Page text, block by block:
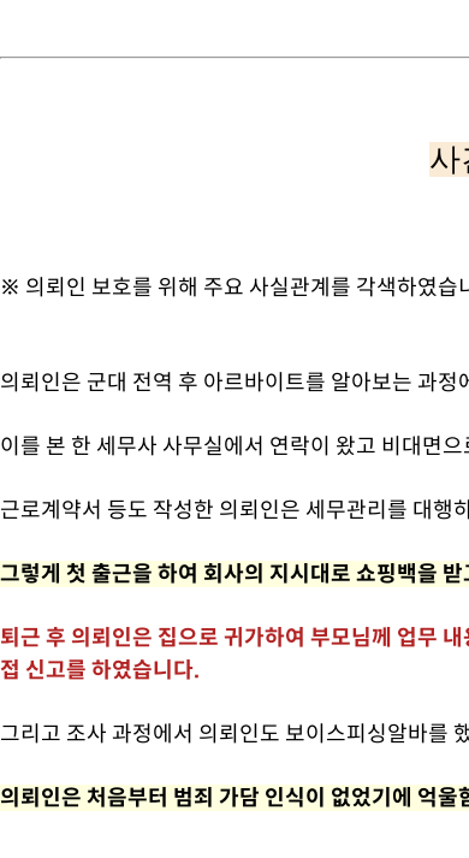
사
※ 의뢰인 보호를 위해 주요 사실관계를 각색하였습
의뢰인은 군대 전역 후 아르바이트를 알아보는 과
이를 본 한 세무사 사무실에서 연락이 왔고 비대면
근로계약서 등도 작성한 의뢰인은 세무관리를 대행
그렇게 첫 출근을 하여 회사의 지시대로 쇼핑백을
퇴근 후 의뢰인은 집으로 귀가하여 부모님께 업무
접 신고를 하였습니다.
그리고 조사 과정에서 의뢰인도 보이스피싱알바를
의뢰인은 처음부터 범죄 가담 인식이 없었기에 억